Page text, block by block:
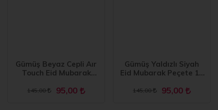
Gümüş Beyaz Cepli Aır
Touch Eid Mubarak
145,00 95,00
Gümüş Yaldızlı Siyah
Eid Mubarak Peçete 16
145,00 95,00